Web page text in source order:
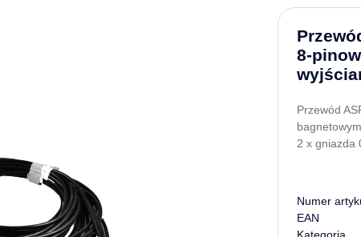
8-
Przewód
bagnetowym
2 x gniazda
Numer
EAN